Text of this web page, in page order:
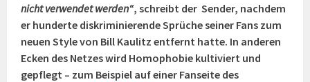
nicht verwendet werden“, schreibt der Sender, nachdem
er hunderte diskriminierende Sprüche seiner Fans zum
neuen Style von Bill Kaulitz entfernt hatte. In anderen
Ecken des Netzes wird Homophobie kultiviert und
gepflegt – zum Beispiel auf einer Fanseite des